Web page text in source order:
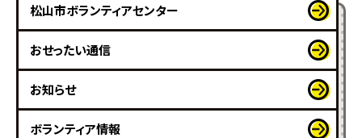
松山市ボランティアセンター
おせったい通信
お知らせ
ボランティア情報